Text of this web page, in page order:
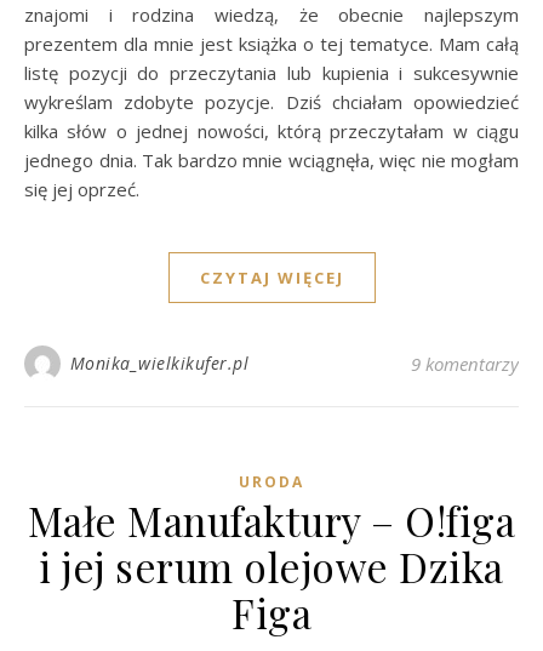
znajomi i rodzina wiedzą, że obecnie najlepszym
prezentem dla mnie jest książka o tej tematyce. Mam całą
listę pozycji do przeczytania lub kupienia i sukcesywnie
wykreślam zdobyte pozycje. Dziś chciałam opowiedzieć
kilka słów o jednej nowości, którą przeczytałam w ciągu
jednego dnia. Tak bardzo mnie wciągnęła, więc nie mogłam
się jej oprzeć.
CZYTAJ WIĘCEJ
Monika_wielkikufer.pl 9 komentarzy
URODA
Małe Manufaktury – O!figa
i jej serum olejowe Dzika
Figa